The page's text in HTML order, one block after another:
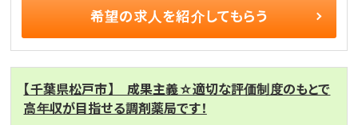
希望の求人を紹介してもらう
【千葉県松戸市】 成果主義☆適切な評価制度のもとで
高年収が目指せる調剤薬局です！